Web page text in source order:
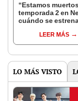
“Estamos
temporada 2 en
cuándo se
temporadaLEER MÁS
LO MÁS VISTO